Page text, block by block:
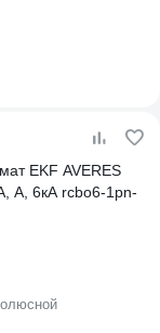
EKF AVERES
A, 6кА rcbo6-1pn-